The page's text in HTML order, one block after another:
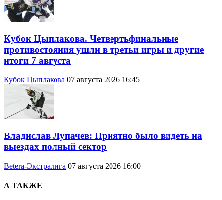
Кубок Цыплакова. Четвертьфинальные
противостояния ушли в третьи игры и другие
итоги 7 августа
Кубок Цыплакова 07 августа 2026 16:45
Владислав Лупачев: Приятно было видеть на
выездах полный сектор
Betera-Экстралига 07 августа 2026 16:00
А ТАКЖЕ